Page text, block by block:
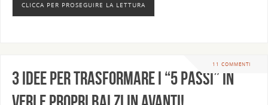
CLICCA PER PROSEGUIRE LA LETTURA
11 COMMENTI
3 idee per trasformare i “5 passi” in